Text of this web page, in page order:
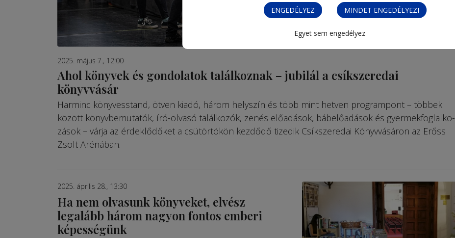
ENGEDÉLYEZ MINDET ENGEDÉLYEZI
Egyet sem engedélyez
2025. május 7., 12:00
Ahol könyvek és gondolatok találkoznak – jubilál a csíkszeredai
könyvvásár
Harminc könyvesstand, öt­ven kiadó, három hely­szín és több mint het­ven programpont – többek
között könyvbe­mu­tatók, író-olvasó ta­lál­kozók, zenés előadások, bábelő­adások és gyermekfog­lal­ko­
zások – várja az ér­­deklődő­ket a csütörtökön kezdődő tizedik Csík­sze­re­dai Könyvvá­sáron az Erőss
Zsolt Aré­nában.
2025. április 28., 13:30
Ha nem olvasunk könyveket, elvész
legalább három nagyon fontos emberi
képességünk